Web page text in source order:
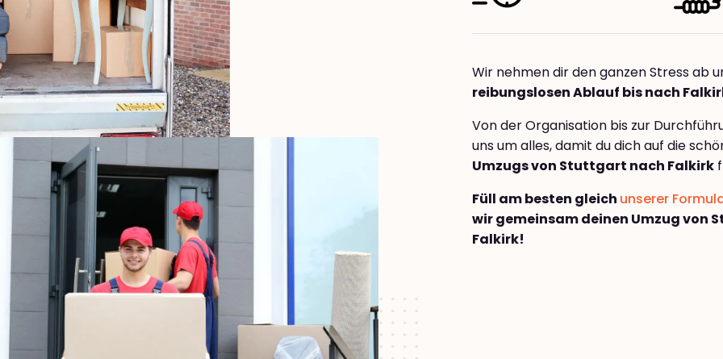
Wir nehmen dir den ganzen Stress ab
reibungslosen Ablauf bis nach
Von der Organisation bis zur
uns um alles, damit du dich auf die
Umzugs von Stuttgart nach Falkirk
Füll am besten gleich unserer
wir gemeinsam deinen Umzug von
Falkirk!